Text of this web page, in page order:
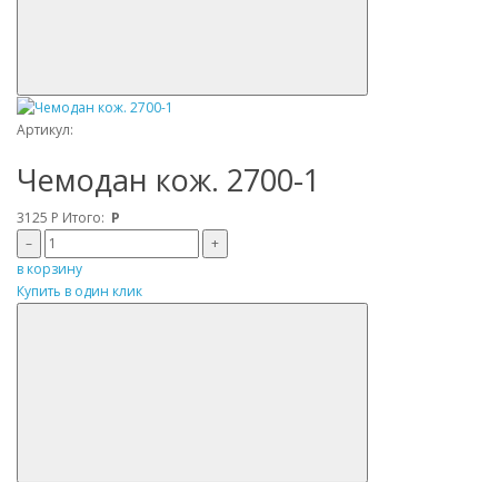
Артикул:
Чемодан кож. 2700-1
3125 Р Итого: Р
–
+
в корзину
Купить в один клик